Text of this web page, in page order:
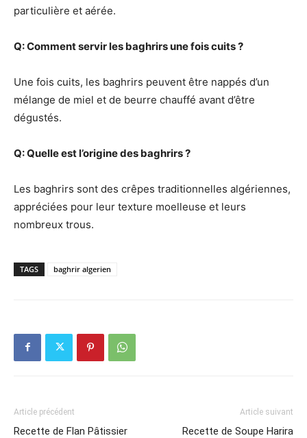
particulière et aérée.
Q: Comment servir les baghrirs une fois cuits ?
Une fois cuits, les baghrirs peuvent être nappés d’un
mélange de miel et de beurre chauffé avant d’être
dégustés.
Q: Quelle est l’origine des baghrirs ?
Les baghrirs sont des crêpes traditionnelles algériennes,
appréciées pour leur texture moelleuse et leurs
nombreux trous.
TAGS baghrir algerien
Article précédent
Recette de Flan Pâtissier
Article suivant
Recette de Soupe Harira